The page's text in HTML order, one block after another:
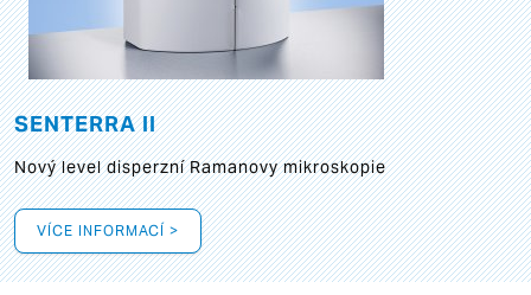
SENTERRA II
Nový level disperzní Ramanovy mikroskopie
VÍCE INFORMACÍ >